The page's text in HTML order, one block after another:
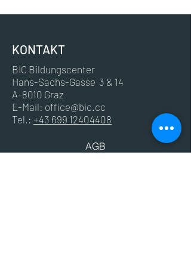
KONTAKT
BIC Bildungscenter
Hans-Sachs-Gasse 3 & 14
A-8010 Graz
E-Mail: office@bic.cc
Tel.: +43 699 12404408
AGB